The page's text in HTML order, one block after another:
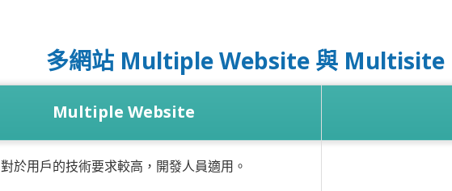
多網站 Multiple Website 與 Multisite
Multiple Website
對於用戶的技術要求較高，開發人員適用。